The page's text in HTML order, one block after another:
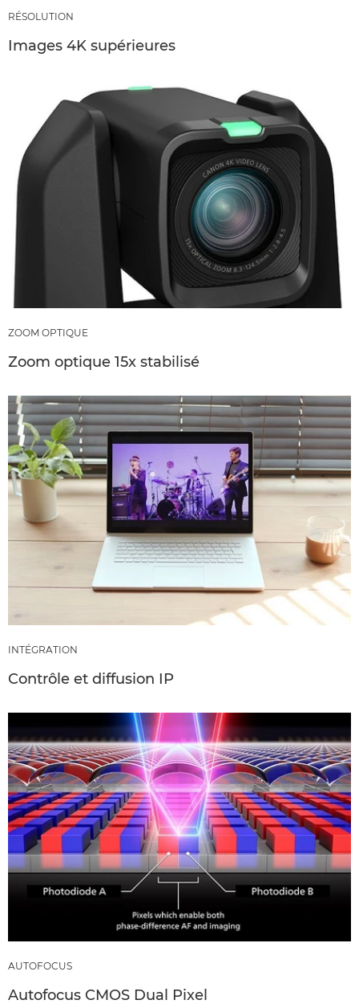
RÉSOLUTION
Images 4K supérieures
ZOOM OPTIQUE
Zoom optique 15x stabilisé
INTÉGRATION
Contrôle et diffusion IP
AUTOFOCUS
Autofocus CMOS Dual Pixel